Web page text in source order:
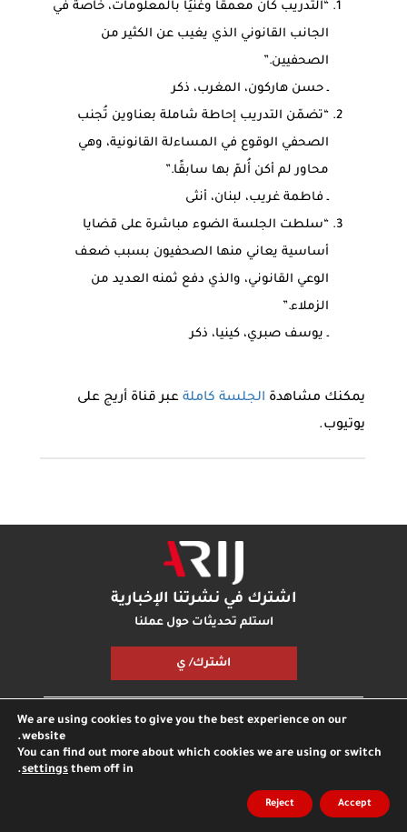
“التدريب كان معمقًا وغنيًا بالمعلومات، خاصة في
الجانب القانوني الذي يغيب عن الكثير من
الصحفيين.”
ـ حسن هاركون، المغرب، ذكر
“تضمّن التدريب إحاطة شاملة بعناوين تُجنب
الصحفي الوقوع في المساءلة القانونية، وهي
محاور لم أكن أُلمّ بها سابقًا.”
ـ فاطمة غريب، لبنان، أنثى
“سلطت الجلسة الضوء مباشرة على قضايا
أساسية يعاني منها الصحفيون بسبب ضعف
الوعي القانوني، والذي دفع ثمنه العديد من
الزملاء.”
ـ يوسف صبري، كينيا، ذكر
يمكنك مشاهدة الجلسة كاملةعبر قناة أريج على
يوتيوب.
اشترك في نشرتنا الإخبارية
استلم تحديثات حول عملنا
اشترك/ ي
مكتبة أريجبودكاست أريجاتصل بناشارك معنا
الخصوصية
انترناشونال
We are using cookies to give you the best experience on our
website.
You can find out more about which cookies we are using or switch
them off in
settings
.
Accept
Reject